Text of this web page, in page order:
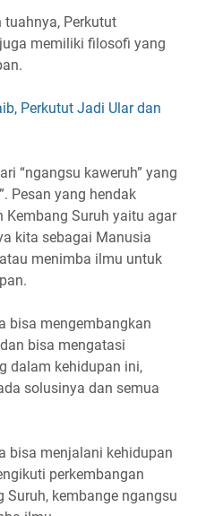
Perkutut
memiliki filosofi yang
Perkutut Jadi Ular dan
“ngangsu kaweruh” yang
Pesan yang hendak
Suruh yaitu agar
kita sebagai Manusia
menimba ilmu untuk
bisa mengembangkan
bisa mengatasi
dalam kehidupan ini,
solusinya dan semua
bisa menjalani kehidupan
perkembangan
kembange ngangsu